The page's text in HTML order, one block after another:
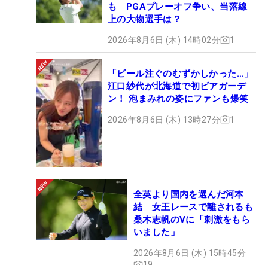
も PGAプレーオフ争い、当落線
上の大物選手は？
2026年8月6日 (木) 14時02分 1
「ビール注ぐのむずかしかった…」
江口紗代が北海道で初ビアガーデ
ン！ 泡まみれの姿にファンも爆笑
2026年8月6日 (木) 13時27分 1
全英より国内を選んだ河本
結 女王レースで離されるも
桑木志帆のVに「刺激をもら
いました」
2026年8月6日 (木) 15時45分